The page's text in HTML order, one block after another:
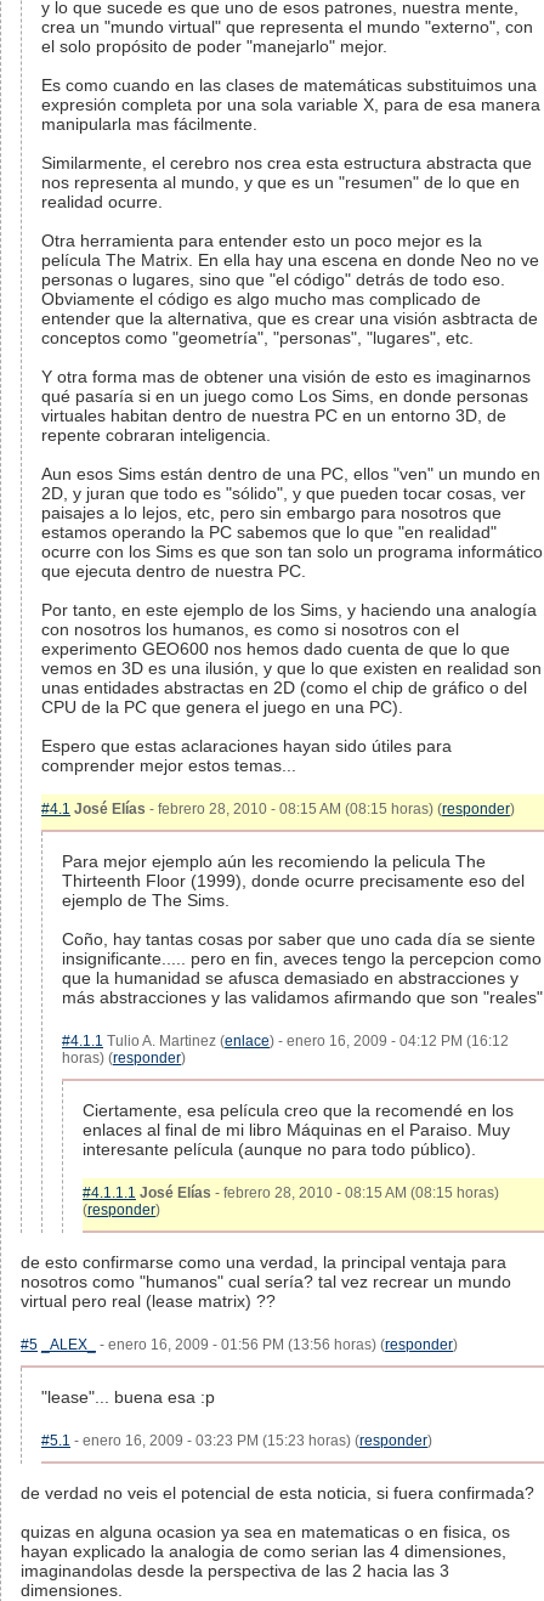
y lo que sucede es que uno de esos patrones, nuestra mente,
crea un "mundo virtual" que representa el mundo "externo", con
el solo propósito de poder "manejarlo" mejor.
Es como cuando en las clases de matemáticas substituimos una
expresión completa por una sola variable X, para de esa manera
manipularla mas fácilmente.
Similarmente, el cerebro nos crea esta estructura abstracta que
nos representa al mundo, y que es un "resumen" de lo que en
realidad ocurre.
Otra herramienta para entender esto un poco mejor es la
película The Matrix. En ella hay una escena en donde Neo no ve
personas o lugares, sino que "el código" detrás de todo eso.
Obviamente el código es algo mucho mas complicado de
entender que la alternativa, que es crear una visión asbtracta de
conceptos como "geometría", "personas", "lugares", etc.
Y otra forma mas de obtener una visión de esto es imaginarnos
qué pasaría si en un juego como Los Sims, en donde personas
virtuales habitan dentro de nuestra PC en un entorno 3D, de
repente cobraran inteligencia.
Aun esos Sims están dentro de una PC, ellos "ven" un mundo en
2D, y juran que todo es "sólido", y que pueden tocar cosas, ver
paisajes a lo lejos, etc, pero sin embargo para nosotros que
estamos operando la PC sabemos que lo que "en realidad"
ocurre con los Sims es que son tan solo un programa informático
que ejecuta dentro de nuestra PC.
Por tanto, en este ejemplo de los Sims, y haciendo una analogía
con nosotros los humanos, es como si nosotros con el
experimento GEO600 nos hemos dado cuenta de que lo que
vemos en 3D es una ilusión, y que lo que existen en realidad son
unas entidades abstractas en 2D (como el chip de gráfico o del
CPU de la PC que genera el juego en una PC).
Espero que estas aclaraciones hayan sido útiles para
comprender mejor estos temas...
#4.1 José Elías - febrero 28, 2010 - 08:15 AM (08:15 horas) (responder)
Para mejor ejemplo aún les recomiendo la pelicula The
Thirteenth Floor (1999), donde ocurre precisamente eso del
ejemplo de The Sims.
Coño, hay tantas cosas por saber que uno cada día se siente
insignificante..... pero en fin, aveces tengo la percepcion como
que la humanidad se afusca demasiado en abstracciones y
más abstracciones y las validamos afirmando que son "reales"
#4.1.1 Tulio A. Martinez (enlace) - enero 16, 2009 - 04:12 PM (16:12
horas) (responder)
Ciertamente, esa película creo que la recomendé en los
enlaces al final de mi libro Máquinas en el Paraiso. Muy
interesante película (aunque no para todo público).
#4.1.1.1 José Elías - febrero 28, 2010 - 08:15 AM (08:15 horas)
(responder)
de esto confirmarse como una verdad, la principal ventaja para
nosotros como "humanos" cual sería? tal vez recrear un mundo
virtual pero real (lease matrix) ??
#5 _ALEX_ - enero 16, 2009 - 01:56 PM (13:56 horas) (responder)
"lease"... buena esa :p
#5.1 - enero 16, 2009 - 03:23 PM (15:23 horas) (responder)
de verdad no veis el potencial de esta noticia, si fuera confirmada?
quizas en alguna ocasion ya sea en matematicas o en fisica, os
hayan explicado la analogia de como serian las 4 dimensiones,
imaginandolas desde la perspectiva de las 2 hacia las 3
dimensiones.